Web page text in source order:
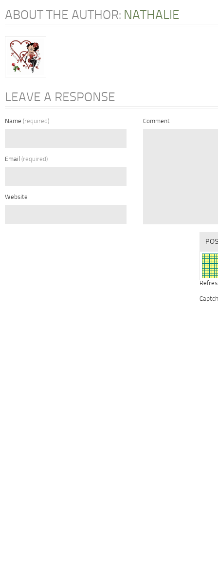
ABOUT THE AUTHOR: NATHALIE
LEAVE A RESPONSE
Name (required)
Email (required)
Website
Comment